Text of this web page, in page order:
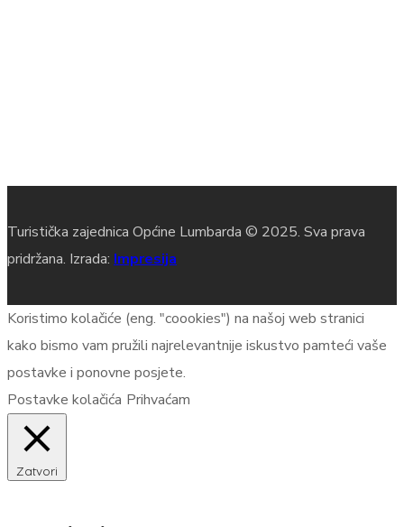
Turistička zajednica Općine Lumbarda © 2025. Sva prava
pridržana. Izrada: Impresija
Koristimo kolačiće (eng. "coookies") na našoj web stranici
kako bismo vam pružili najrelevantnije iskustvo pamteći vaše
postavke i ponovne posjete.
Postavke kolačića Prihvaćam
Zatvori